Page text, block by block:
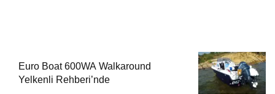
Euro Boat 600WA Walkaround
Yelkenli Rehberi’nde